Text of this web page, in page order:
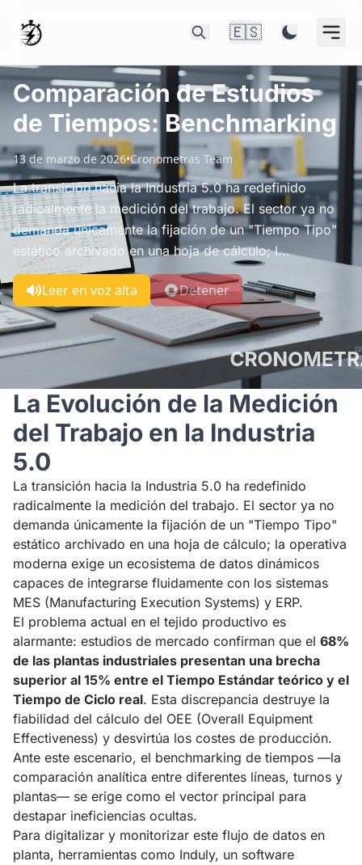
🇪🇸
Comparación de Estudios
de Tiempos: Benchmarking
13 de marzo de 2026•Cronometras Team
La transición hacia la Industria 5.0 ha redefinido
radicalmente la medición del trabajo. El sector ya no
demanda únicamente la fijación de un "Tiempo Tipo"
estático archivado en una hoja de cálculo; l...
Leer en voz alta Detener
La Evolución de la Medición
del Trabajo en la Industria
5.0
La transición hacia la Industria 5.0 ha redefinido
radicalmente la medición del trabajo. El sector ya no
demanda únicamente la fijación de un "Tiempo Tipo"
estático archivado en una hoja de cálculo; la operativa
moderna exige un ecosistema de datos dinámicos
capaces de integrarse fluidamente con los sistemas
MES (Manufacturing Execution Systems) y ERP.
El problema actual en el tejido productivo es
alarmante: estudios de mercado confirman que el 68%
de las plantas industriales presentan una brecha
superior al 15% entre el Tiempo Estándar teórico y el
Tiempo de Ciclo real. Esta discrepancia destruye la
fiabilidad del cálculo del OEE (Overall Equipment
Effectiveness) y desvirtúa los costes de producción.
Ante este escenario, el benchmarking de tiempos —la
comparación analítica entre diferentes líneas, turnos y
plantas— se erige como el vector principal para
destapar ineficiencias ocultas.
Para digitalizar y monitorizar este flujo de datos en
planta, herramientas como Induly, un software